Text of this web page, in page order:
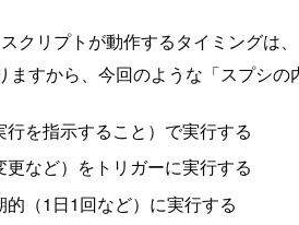
クリプトが動作するタイミングは
ますから、今回のような「スプシ
を指示すること）で実行する
など）をトリガーに実行する
（1日1回など）に実行する